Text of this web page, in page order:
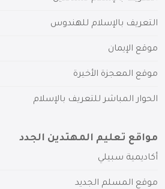
التعريف بالإسلام للهندوس
موقع الإيمان
موقع المعجزة الأخيرة
الحوار المباشر للتعريف بالإسلام
مواقع تعليم المهتدين الجدد
أكاديمية سبيلي
موقع المسلم الجديد